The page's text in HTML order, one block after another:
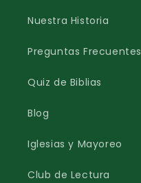
Nuestra Historia
Preguntas Frecuentes
Quiz de Biblias
Blog
Iglesias y Mayoreo
Club de Lectura